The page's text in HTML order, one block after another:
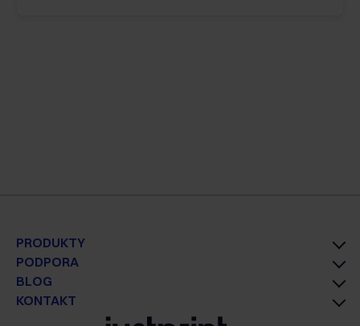
PRODUKTY
PODPORA
BLOG
KONTAKT